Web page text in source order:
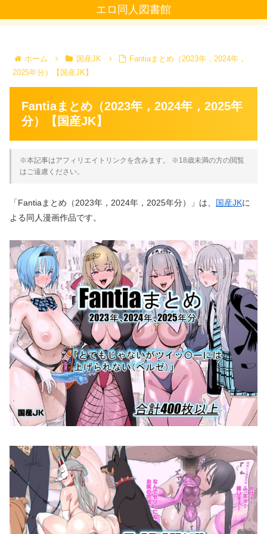
エロ同人図書館
ホーム 国産JK
Fantiaまとめ（2023年，2024年，
2025年分）【国産JK】
Fantiaまとめ（2023年，2024年，2025年
分）【国産JK】
※本記事はアフィリエイトリンクを含みます。 ※18歳未満の方の閲覧
はご遠慮ください。
「Fantiaまとめ（2023年，2024年，2025年分）」は、 国産JKに
よる同人漫画作品です。